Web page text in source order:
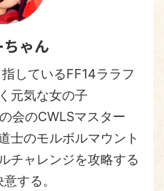
ゃん
しているFF14ララフ
元気な女の子
会のCWLSマスター
士のモルボルマウント
チャレンジを攻略する
する。